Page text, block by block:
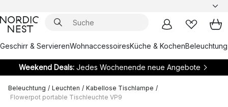
Geschirr & ServierenWohnaccessoiresKüche & KochenBeleuchtung
Weekend Deals:Jedes Wochenende neue Angebote
Beleuchtung / Leuchten / Kabellose Tischlampe /
Flowerpot portable Tischleuchte VP9